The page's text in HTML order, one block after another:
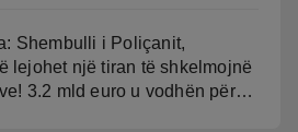
Shembulli i Poliçanit,
lejohet një tiran të shkelmojnë
3.2 mld euro u vodhën për…